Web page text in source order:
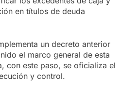
en títulos de deuda
un decreto anterior
el marco general de esta
con este paso, se oficializa el
y control.